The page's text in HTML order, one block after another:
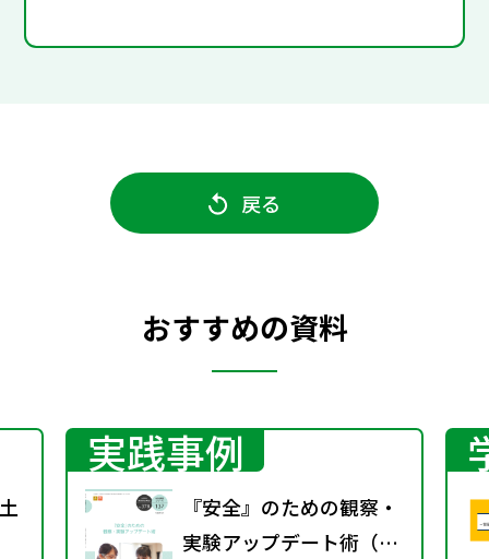
戻る
おすすめの資料
実践事例
『安全』のための観察・
実験アップデート術（特